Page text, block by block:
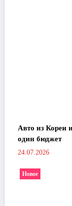
Авто из Кореи
один бюджет
24.07.2026
Новое